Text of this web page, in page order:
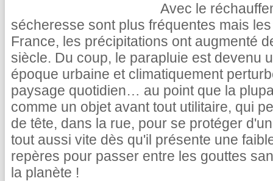
Avec le
sécheresse sont plus fréquentes mais
France, les précipitations ont augmenté
siècle. Du coup, le parapluie est devenu
époque urbaine et climatiquement
paysage quotidien… au point que la
comme un objet avant tout utilitaire, qui
de tête, dans la rue, pour se protéger
tout aussi vite dès qu'il présente une
repères pour passer entre les gouttes
la planète !